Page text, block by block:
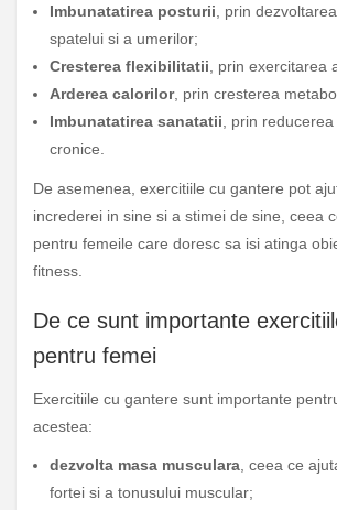
Imbunatatirea posturii , prin
spatelui si a umerilor;
Cresterea flexibilitatii , prin exercitarea
Arderea calorilor, prin cresterea
Imbunatatirea sanatatii , prin
cronice.
De asemenea, exercitiile cu gantere pot
increderei in sine si a stimei de sine, ceea
pentru femeile care doresc sa isi atinga
fitness.
De ce sunt importante
pentru femei
Exercitiile cu gantere sunt importante
acestea:
dezvolta masa musculara , ceea ce
fortei si a tonusului muscular;